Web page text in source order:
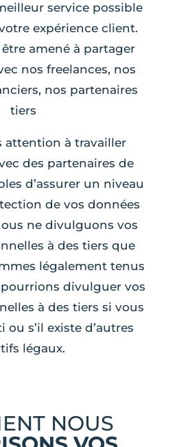
service possible
expérience client.
amené à partager
nos freelances, nos
nos partenaires
tiers
attention à travailler
des partenaires de
d’assurer un niveau
de vos données
ne divulguons vos
à des tiers que
légalement tenus
divulguer vos
à des tiers si vous
ou s’il existe d’autres
légaux.
NOUS